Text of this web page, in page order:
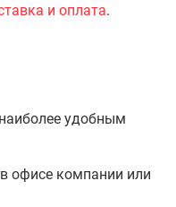
и оплата.
удобным
офисе компании или